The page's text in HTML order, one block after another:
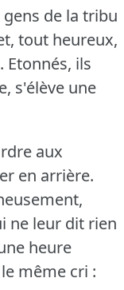
gens de la tribu
tout heureux,
Etonnés, ils
s'élève une
aux
en arrière.
ne leur dit rien
heure
même cri :